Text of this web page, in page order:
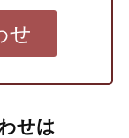
せ
せは